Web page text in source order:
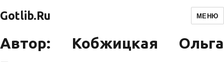
Gotlib.Ru МЕНЮ
Автор: Кобжицкая Ольга